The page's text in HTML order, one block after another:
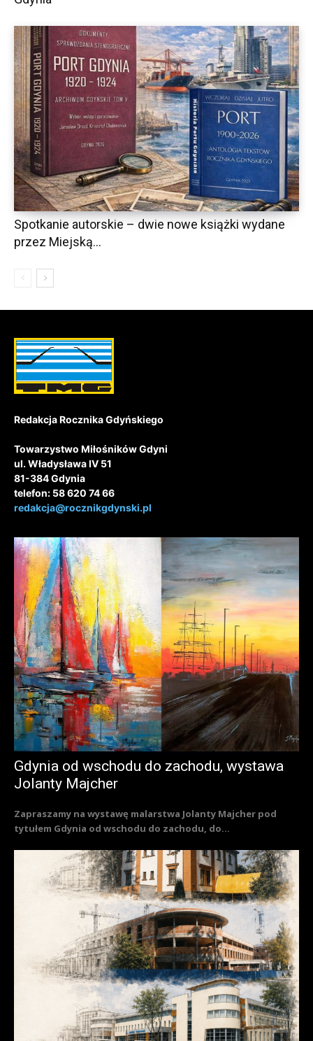
Spotkanie autorskie – dwie nowe książki wydane
przez Miejską...
Redakcja Rocznika Gdyńskiego
Towarzystwo Miłośników Gdyni
ul. Władysława IV 51
81-384 Gdynia
telefon: 58 620 74 66
redakcja@rocznikgdynski.pl
Gdynia od wschodu do zachodu, wystawa
Jolanty Majcher
Zapraszamy na wystawę malarstwa Jolanty Majcher pod
tytułem Gdynia od wschodu do zachodu, do...